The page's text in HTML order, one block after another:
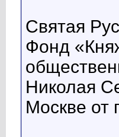
Святая
Фонд
Николая
Москве от